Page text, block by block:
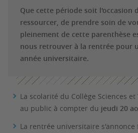
Que cette période soit l'occasion
ressourcer, de prendre soin de
pleinement de cette parenthèse
nous retrouver à la rentrée pour
année universitaire.
La scolarité du Collège Sciences
au public à compter du jeudi 20
La rentrée universitaire s'annonce